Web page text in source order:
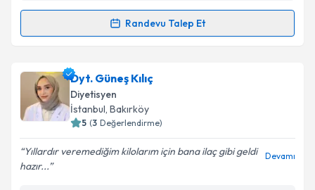
Kişisel verilerimin işlenmesine ilişkinAydınlatma
'ni okudum ve kişisel verilerimin belirtilen
kapsamda işlenmesini kabul ediyorum.
Takvim Talebini Gönder
Randevu Talep Et
Randevu Takvimi Talebi
Dyt. Banu SAMUR için randevu takvimi talebi
oluşturun. Size bu uzmandan randevu almanız için bir
takvim hazırlandığında e-posta ile bilgilendireceğiz.
Dyt. Güneş Kılıç
Diyetisyen
İstanbul, Bakırköy
5 (3 Değerlendirme)
Yıllardır veremediğim kilolarım için bana ilaç gibi geldi
hazır...
Devamı